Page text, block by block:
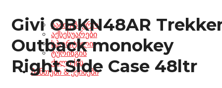
სამოგზაურო
აქსესუარები
სპორტული
ტურინგის
ქალაქის
ჩანთები & ქეისები
Givi OBKN48AR
Outback monokey
Right Side Case 48ltr